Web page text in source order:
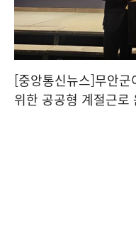
[중앙통신뉴스]무안
위한 공공형 계절근로